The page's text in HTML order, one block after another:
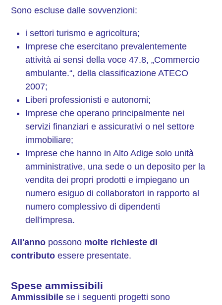
Sono escluse dalle sovvenzioni:
i settori turismo e agricoltura;
Imprese che esercitano prevalentemente
attività ai sensi della voce 47.8, „Commercio
ambulante.“, della classificazione ATECO
2007;
Liberi professionisti e autonomi;
Imprese che operano principalmente nei
servizi finanziari e assicurativi o nel settore
immobiliare;
Imprese che hanno in Alto Adige solo unità
amministrative, una sede o un deposito per la
vendita dei propri prodotti e impiegano un
numero esiguo di collaboratori in rapporto al
numero complessivo di dipendenti
dell'impresa.
All'anno possono molte richieste di
contributo essere presentate.
Spese ammissibili
Ammissibile se i seguenti progetti sono